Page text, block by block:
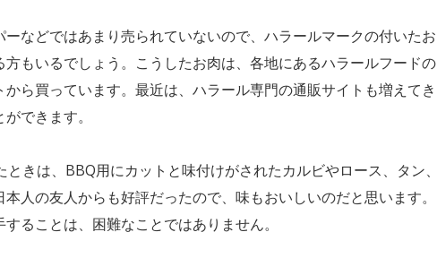
などではあまり売られていないので、ハラールマークの付いたお
もいるでしょう。こうしたお肉は、各地にあるハラールフードの
ら買っています。最近は、ハラール専門の通販サイトも増えてき
できます。
きは、BBQ用にカットと味付けがされたカルビやロース、タン、
人の友人からも好評だったので、味もおいしいのだと思います。
ることは、困難なことではありません。
高騰」はいつ
て
HALAL
2024年のラマダンはいつ
7つのこととは？